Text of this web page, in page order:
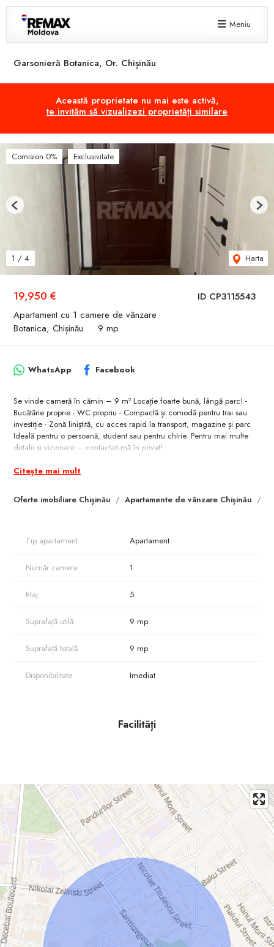
Meniu
Garsonieră Botanica, Or. Chișinău
Această proprietate nu mai este activă,
te invităm să vizualizezi proprietăți similare
ID CP3115543
19,950 €
Apartament cu 1 camere de vânzare
Botanica, Chișinău
9 mp
Comision 0% Exclusivitate
1 / 4 Harta
Previous Next
Oferte imobiliare Chișinău Apartamente de vânzare Chișinău
WhatsApp Facebook
Se vinde cameră în cămin – 9 m² Locație foarte bună, lângă parc! -
Bucătărie proprie - WC propriu - Compactă și comodă pentru trai sau
investiție - Zonă liniștită, cu acces rapid la transport, magazine și parc
Ideală pentru o persoană, student sau pentru chirie. Pentru mai multe
detalii și vizionare – contactați-mă în privat!
Citește mai mult
Tip apartament Apartament
Număr camere 1
Etaj 5
Suprafață utilă 9 mp
Suprafață totală 9 mp
Disponibilitate Imediat
Facilități